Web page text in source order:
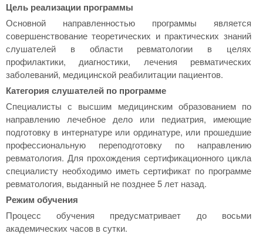
Цель реализации программы
Основной направленностью программы является
совершенствование теоретических и практических знаний
слушателей в области ревматологии в целях
профилактики, диагностики, лечения ревматических
заболеваний, медицинской реабилитации пациентов.
Категория слушателей по программе
Специалисты с высшим медицинским образованием по
направлению лечебное дело или педиатрия, имеющие
подготовку в интернатуре или ординатуре, или прошедшие
профессиональную переподготовку по направлению
ревматология. Для прохождения сертификационного цикла
специалисту необходимо иметь сертификат по программе
ревматология, выданный не позднее 5 лет назад.
Режим обучения
Процесс обучения предусматривает до восьми
академических часов в сутки.